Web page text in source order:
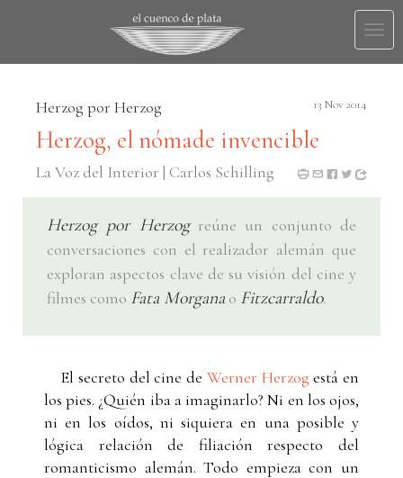
Herzog por Herzog 13 Nov 2014
Herzog, el nómade invencible
La Voz del Interior | Carlos Schilling
Herzog por Herzogreúne un conjunto de
conversaciones con el realizador alemán que
exploran aspectos clave de su visión del cine y
filmes como Fata Morgana o Fitzcarraldo.
El secreto del cine de Werner Herzog está en
los pies. ¿Quién iba a imaginarlo? Ni en los ojos,
ni en los oídos, ni siquiera en una posible y
lógica relación de filiación respecto del
romanticismo alemán. Todo empieza con un